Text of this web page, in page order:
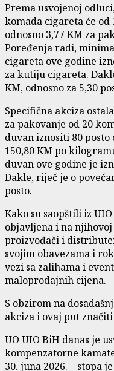
Prema usvojenoj
komada cigareta će od
odnosno 3,77 KM za
Poređenja radi,
cigareta ove godine
za kutiju cigareta.
KM, odnosno za 5,30
Specifična akciza
za pakovanje od 20
duvan iznositi 80
150,80 KM po
duvan ove godine je
Dakle, riječ je o
posto.
Kako su saopštili iz
objavljena i na
proizvođači i
svojim obavezama i
vezi sa zalihama i
maloprodajnih cijena.
S obzirom na
akciza i ovaj put
UO UIO BiH danas je
kompenzatorne
30. juna 2026. – stopa